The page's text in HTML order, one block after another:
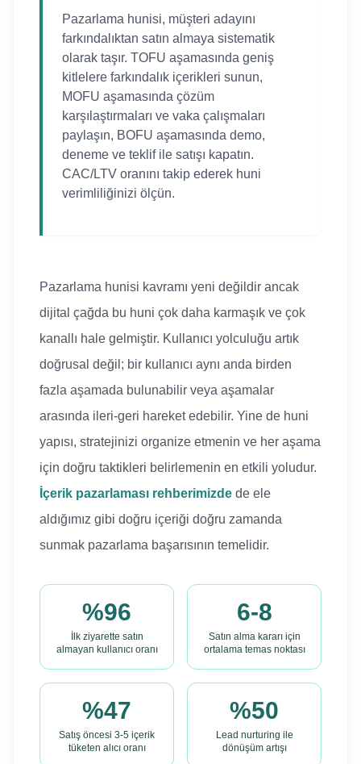
Pazarlama hunisi, müşteri adayını
farkındalıktan satın almaya sistematik
olarak taşır. TOFU aşamasında geniş
kitlelere farkındalık içerikleri sunun,
MOFU aşamasında çözüm
karşılaştırmaları ve vaka çalışmaları
paylaşın, BOFU aşamasında demo,
deneme ve teklif ile satışı kapatın.
CAC/LTV oranını takip ederek huni
verimliliğinizi ölçün.
Pazarlama hunisi kavramı yeni değildir ancak
dijital çağda bu huni çok daha karmaşık ve çok
kanallı hale gelmiştir. Kullanıcı yolculuğu artık
doğrusal değil; bir kullanıcı aynı anda birden
fazla aşamada bulunabilir veya aşamalar
arasında ileri-geri hareket edebilir. Yine de huni
yapısı, stratejinizi organize etmenin ve her aşama
için doğru taktikleri belirlemenin en etkili yoludur.
İçerik pazarlaması rehberimizde de ele
aldığımız gibi doğru içeriği doğru zamanda
sunmak pazarlama başarısının temelidir.
%96
İlk ziyarette satın
almayan kullanıcı oranı
6-8
Satın alma kararı için
ortalama temas noktası
%47
Satış öncesi 3-5 içerik
tüketen alıcı oranı
%50
Lead nurturing ile
dönüşüm artışı